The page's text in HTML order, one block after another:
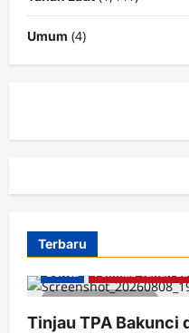
Umum (4)
Terbaru
2 minutes read
Berita Pemkab Tanah
Tinjau TPA Bakunci